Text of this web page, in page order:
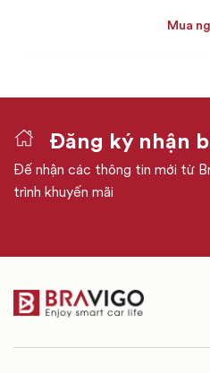
Mua
Đăng ký nhận
Đế nhận các thông tin mới từ
trình khuyến mãi